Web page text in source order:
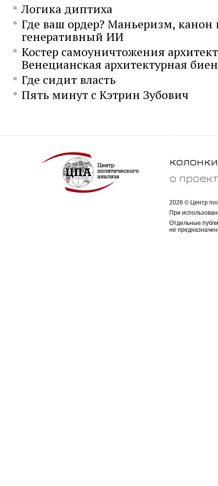
Логика диптиха
Где ваш ордер? Маньеризм, канон
генеративный ИИ
Костер самоуничтожения
Венецианская архитектурная
Где сидит власть
Пять минут с Кэтрин Зубович
колонки
о
2026 © Центр
При
Отдельные
не